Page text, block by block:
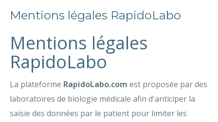
Mentions légales RapidoLabo
Mentions légales
RapidoLabo
La plateforme RapidoLabo.com est proposée par des
laboratoires de biologie médicale afin d'anticiper la
saisie des données par le patient pour limiter les